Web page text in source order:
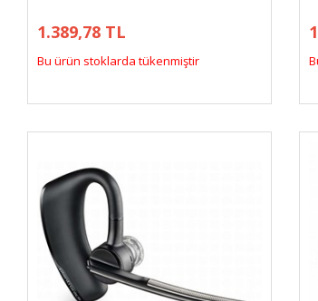
1.389,78 TL
Bu ürün stoklarda tükenmiştir